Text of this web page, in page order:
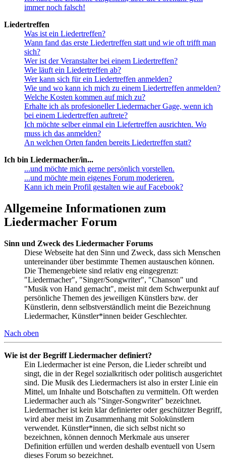
immer noch falsch!
Liedertreffen
Was ist ein Liedertreffen?
Wann fand das erste Liedertreffen statt und wie oft trifft man
sich?
Wer ist der Veranstalter bei einem Liedertreffen?
Wie läuft ein Liedertreffen ab?
Wer kann sich für ein Liedertreffen anmelden?
Wie und wo kann ich mich zu einem Liedertreffen anmelden?
Welche Kosten kommen auf mich zu?
Erhalte ich als profesioneller Liedermacher Gage, wenn ich
bei einem Liedertreffen auftrete?
Ich möchte selber einmal ein Liefertreffen ausrichten. Wo
muss ich das anmelden?
An welchen Orten fanden bereits Liedertreffen statt?
Ich bin Liedermacher/in...
...und möchte mich gerne persönlich vorstellen.
...und möchte mein eigenes Forum moderieren.
Kann ich mein Profil gestalten wie auf Facebook?
Allgemeine Informationen zum
Liedermacher Forum
Sinn und Zweck des Liedermacher Forums
Diese Webseite hat den Sinn und Zweck, dass sich Menschen
untereinander über bestimmte Themen austauschen können.
Die Themengebiete sind relativ eng eingegrenzt:
"Liedermacher", "Singer/Songwriter", "Chanson" und
"Musik von Hand gemacht", meist mit dem Schwerpunkt auf
persönliche Themen des jeweiligen Künstlers bzw. der
Künstlerin, denn selbstverständlich meint die Bezeichnung
Liedermacher, Künstler*innen beider Geschlechter.
Nach oben
Wie ist der Begriff Liedermacher definiert?
Ein Liedermacher ist eine Person, die Lieder schreibt und
singt, die in der Regel sozialkritisch oder politisch ausgerichtet
sind. Die Musik des Liedermachers ist also in erster Linie ein
Mittel, um Inhalte und Botschaften zu vermitteln. Oft werden
Liedermacher auch als "Singer-Songwriter" bezeichnet.
Liedermacher ist kein klar definierter oder geschützter Begriff,
wird aber meist im Zusammenhang mit Solokünstlern
verwendet. Künstler*innen, die sich selbst nicht so
bezeichnen, können dennoch Merkmale aus unserer
Definition erfüllen und werden deshalb eventuell von Usern
dieses Forum so bezeichnet.